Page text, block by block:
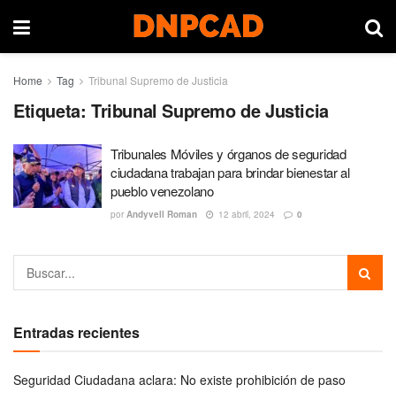
Home Tag Tribunal Supremo de Justicia
Etiqueta: Tribunal Supremo de Justicia
Tribunales Móviles y órganos de seguridad
ciudadana trabajan para brindar bienestar al
pueblo venezolano
por Andyvell Roman 12 abril, 2024 0
Entradas recientes
Seguridad Ciudadana aclara: No existe prohibición de paso